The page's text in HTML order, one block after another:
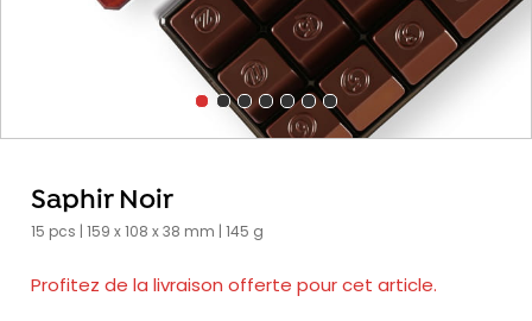
Saphir Noir
15 pcs | 159 x 108 x 38 mm | 145 g
Profitez de la livraison offerte pour cet article.